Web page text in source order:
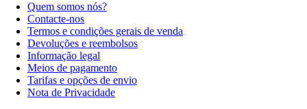
Quem somos nós?
Contacte-nos
Termos e condições gerais de venda
Devoluções e reembolsos
Informação legal
Meios de pagamento
Tarifas e opções de envio
Nota de Privacidade